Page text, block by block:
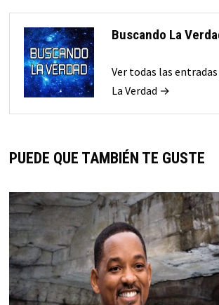
Buscando La
Ver todas las entradas
La Verdad →
PUEDE QUE TAMBIÉN TE GUSTE